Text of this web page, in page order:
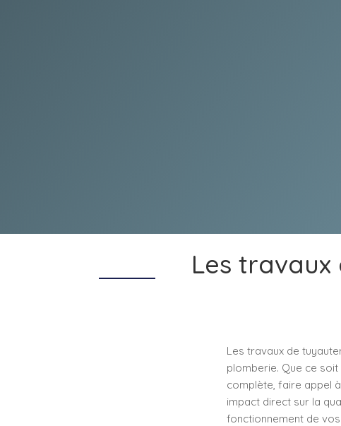
Les
Les travaux de
plomberie. Que ce
complète, faire appel
impact direct sur la
fonctionnement de